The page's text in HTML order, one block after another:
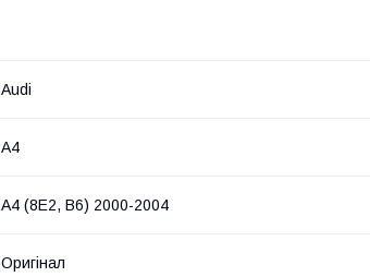
Audi
A4
A4 (8E2, B6) 2000-2004
Оригінал